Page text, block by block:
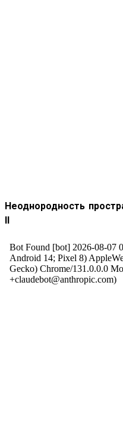
Неоднородность